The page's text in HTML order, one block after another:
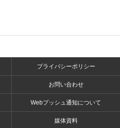
プライバシーポリシー
お問い合わせ
Webプッシュ通知について
媒体資料